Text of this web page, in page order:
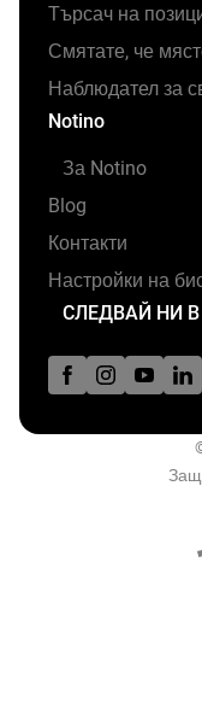
Търсач на
Смятате, че
Наблюдател за
Notino
За Notino
Blog
Контакти
Настройки на
СЛЕДВАЙ НИ